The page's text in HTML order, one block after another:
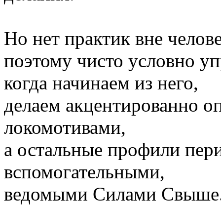
Но нет практик вне
поэтому чисто условно
когда начинаем из него,
делаем акцентированно
локомотивами,
а остальные профили
вспомогательными,
ведомыми Силами